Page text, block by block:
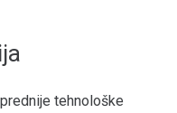
tehnološke